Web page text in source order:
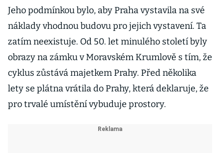
Jeho podmínkou bylo, aby Praha vystavila na své
náklady vhodnou budovu pro jejich vystavení. Ta
zatím neexistuje. Od 50. let minulého století byly
obrazy na zámku v Moravském Krumlově s tím, že
cyklus zůstává majetkem Prahy. Před několika
lety se plátna vrátila do Prahy, která deklaruje, že
pro trvalé umístění vybuduje prostory.